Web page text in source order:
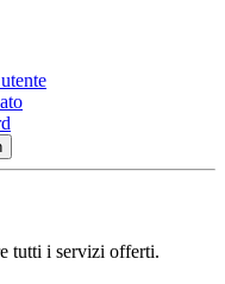
tutti i servizi offerti.